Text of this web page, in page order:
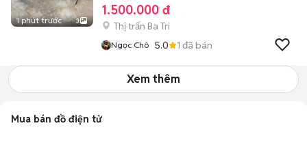
1 phút trước 3
1.500.000 đ
Thị trấn Ba Tri
Ngọc Chô 5.0 1 đã bán
Xem thêm
Mua bán đồ điện tử